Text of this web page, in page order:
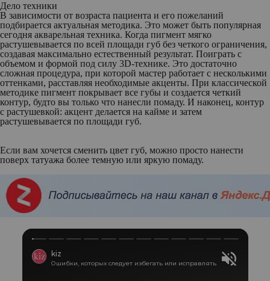
Дело техники
В зависимости от возраста пациента и его пожеланий
подбирается актуальная методика. Это может быть популярная
сегодня акварельная техника. Когда пигмент мягко
растушевывается по всей площади губ без четкого ограничения,
создавая максимально естественный результат. Поиграть с
объемом и формой под силу 3D-технике. Это достаточно
сложная процедура, при которой мастер работает с несколькими
оттенками, расставляя необходимые акценты. При классической
методике пигмент покрывает все губы и создается четкий
контур, будто вы только что нанесли помаду. И наконец, контур
с растушевкой: акцент делается на кайме и затем
растушевывается по площади губ.
Если вам хочется сменить цвет губ, можно просто нанести
поверх татуажа более темную или яркую помаду.